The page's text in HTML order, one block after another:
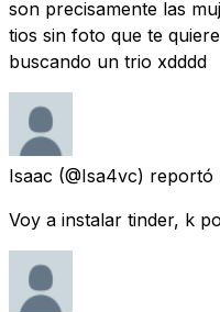
son precisamente las
tios sin foto que te
buscando un trio xdddd
Isaac (@Isa4vc) reportó
Voy a instalar tinder, k